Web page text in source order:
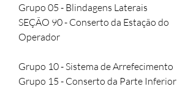
Grupo 05 - Blindagens Laterais
SEÇÃO 90 - Conserto da Estação do
Operador
Grupo 10 - Sistema de Arrefecimento
Grupo 15 - Conserto da Parte Inferior